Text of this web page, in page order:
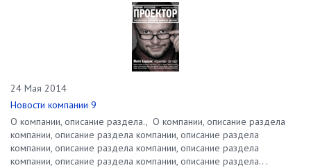
24 Мая 2014
Новости компании 9
О компании, описание раздела., О компании, описание раздела
компании, описание раздела компании, описание раздела
компании, описание раздела компании, описание раздела
компании, описание раздела компании, описание раздела.. .